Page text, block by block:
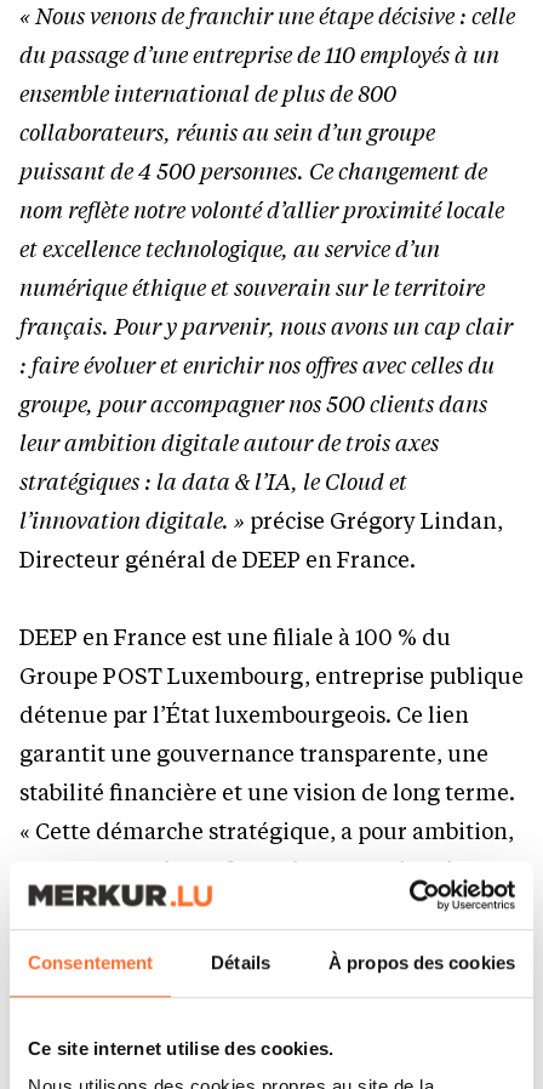
Consentement Détails À propos des cookies
Ce site internet utilise des cookies.
« Nous venons de franchir une étape décisive : celle
du passage d’une entreprise de 110employés à un
ensemble international de plus de 800
collaborateurs, réunis au sein d’ungroupe
puissant de 4 500 personnes. Ce changement de
nom reflète notre volonté d’allierproximité locale
et excellence technologique, au service d’un
numérique éthique et souverainsur le territoire
français. Pour y parvenir, nous avons un cap clair
: faire évoluer et enrichirnos offres avec celles du
groupe, pour accompagner nos 500 clients dans
leur ambitiondigitale autour de trois axes
stratégiques : la data & l’IA, le Cloud et
l’innovation digitale. » précise Grégory Lindan,
Directeur général de DEEP en France.
DEEP en France est une filiale à 100 % du
Groupe POST Luxembourg, entreprise publique
détenue par l’État luxembourgeois. Ce lien
garantit une gouvernance transparente, une
stabilité financière et une vision de long terme.
« Cette démarche stratégique, a pour ambition,
notamment, de renforcer la souveraineté
numérique européenne, en s’appuyant sur une
présence opérationnelle forte et pérenne en
de DEEP en France.